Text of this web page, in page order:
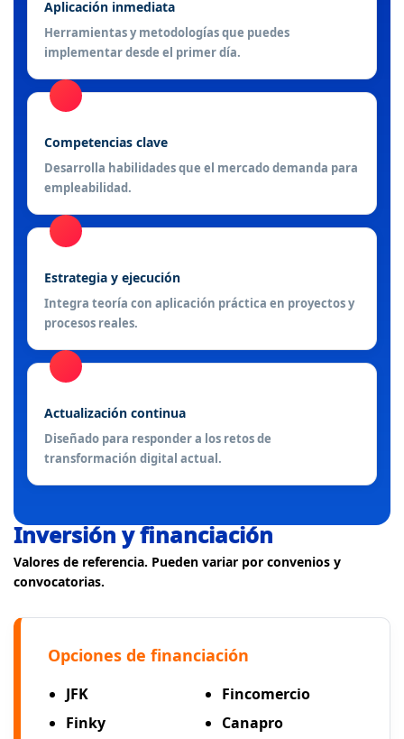
Aplicación inmediata
Herramientas y metodologías que puedes
implementar desde el primer día.
Competencias clave
Desarrolla habilidades que el mercado demanda para
empleabilidad.
Estrategia y ejecución
Integra teoría con aplicación práctica en proyectos y
procesos reales.
Actualización continua
Diseñado para responder a los retos de
transformación digital actual.
Inversión y financiación
Valores de referencia. Pueden variar por convenios y
convocatorias.
Opciones de financiación
JFK
Finky
Fincomercio
Canapro